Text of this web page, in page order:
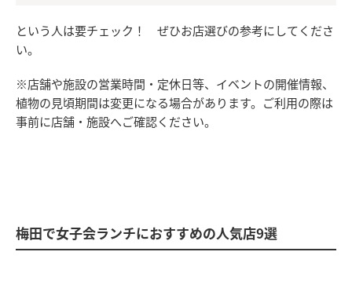
という人は要チェック！ ぜひお店選びの参考にしてくださ
い。
※店舗や施設の営業時間・定休日等、イベントの開催情報、
植物の見頃期間は変更になる場合があります。ご利用の際は
事前に店舗・施設へご確認ください。
梅田で女子会ランチにおすすめの人気店9選